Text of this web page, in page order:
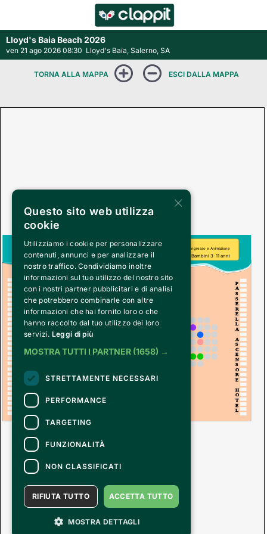
Lloyd's Baia Beach 2026
ven 21 ago 2026 08:30 Lloyd's Baia, Salerno, SA
MARE
P
A
S
S
E
R
E
L
L
A
A
S
C
E
N
S
O
R
E
H
O
T
E
L
Ingresso e Animazione
Bambini 3-11 anni
×
Questo sito web utilizza
cookie
Utilizziamo i cookie per personalizzare
contenuti, annunci e per analizzare il
nostro traffico. Condividiamo inoltre
informazioni sul tuo utilizzo del nostro sito
con i nostri partner pubblicitari e di analisi
che potrebbero combinarle con altre
informazioni che hai fornito loro o che
hanno raccolto dal tuo utilizzo dei loro
servizi. Leggi di più
MOSTRA TUTTI I PARTNER (1658) →
STRETTAMENTE NECESSARI
PERFORMANCE
TARGETING
FUNZIONALITÀ
NON CLASSIFICATI
ACCETTA TUTTO
RIFIUTA TUTTO
MOSTRA DETTAGLI